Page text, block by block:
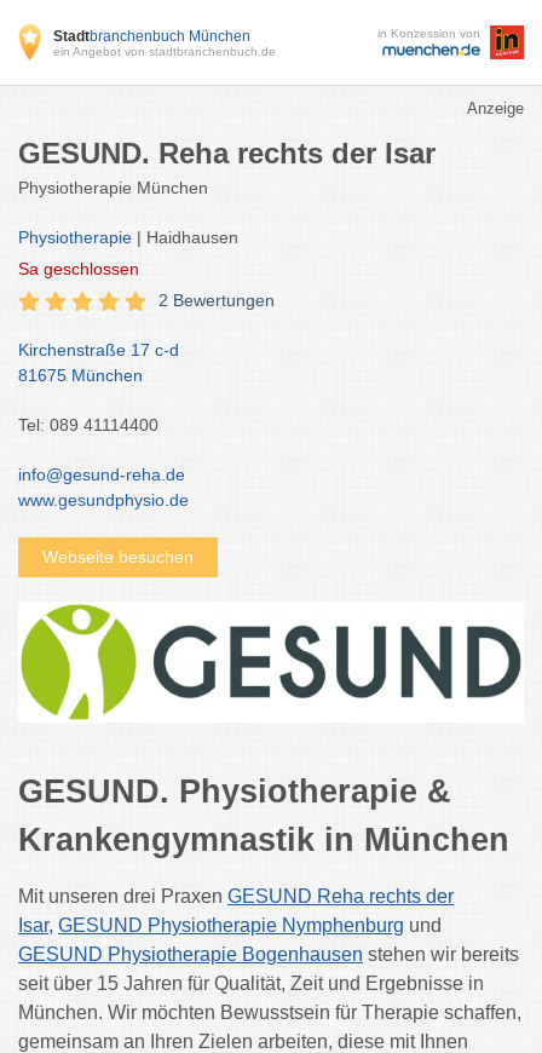
Stadtbranchenbuch München
ein Angebot von stadtbranchenbuch.de
in Konzession von
Anzeige
GESUND. Reha rechts der Isar
Physiotherapie München
Physiotherapie | Haidhausen
Sa geschlossen
2 Bewertungen
Kirchenstraße 17 c-d
81675 München
Tel: 089 41114400
info@gesund-reha.de
www.gesundphysio.de
Webseite besuchen
GESUND. Physiotherapie &
Krankengymnastik in München
Mit unseren drei Praxen GESUND Reha rechts der
Isar, GESUND Physiotherapie Nymphenburg und
GESUND Physiotherapie Bogenhausen stehen wir bereits
seit über 15 Jahren für Qualität, Zeit und Ergebnisse in
München. Wir möchten Bewusstsein für Therapie schaffen,
gemeinsam an Ihren Zielen arbeiten, diese mit Ihnen